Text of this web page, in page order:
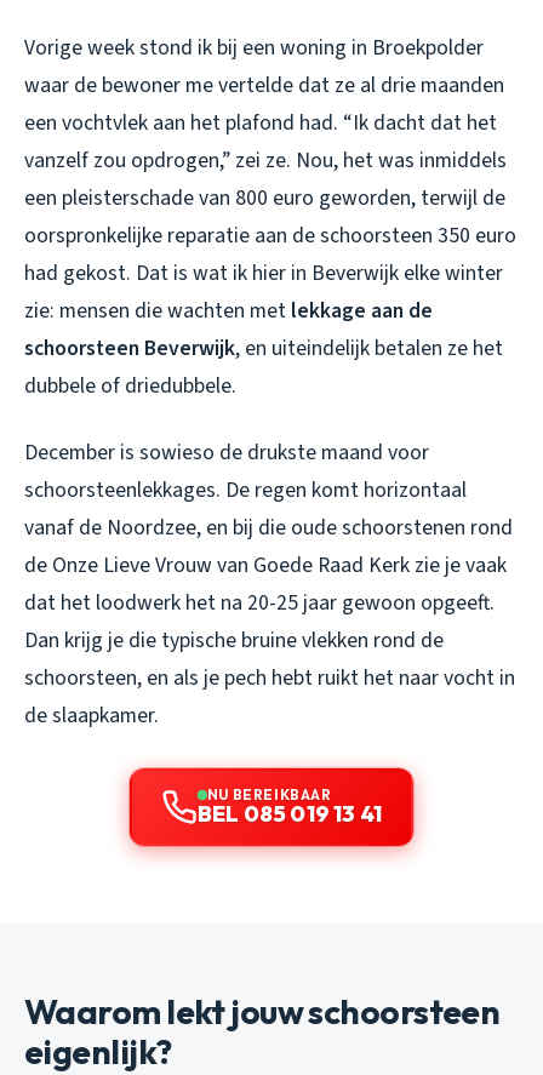
Vorige week stond ik bij een woning in Broekpolder
waar de bewoner me vertelde dat ze al drie maanden
een vochtvlek aan het plafond had. “Ik dacht dat het
vanzelf zou opdrogen,” zei ze. Nou, het was inmiddels
een pleisterschade van 800 euro geworden, terwijl de
oorspronkelijke reparatie aan de schoorsteen 350 euro
had gekost. Dat is wat ik hier in Beverwijk elke winter
zie: mensen die wachten met lekkage aan de
schoorsteen Beverwijk, en uiteindelijk betalen ze het
dubbele of driedubbele.
December is sowieso de drukste maand voor
schoorsteenlekkages. De regen komt horizontaal
vanaf de Noordzee, en bij die oude schoorstenen rond
de Onze Lieve Vrouw van Goede Raad Kerk zie je vaak
dat het loodwerk het na 20-25 jaar gewoon opgeeft.
Dan krijg je die typische bruine vlekken rond de
schoorsteen, en als je pech hebt ruikt het naar vocht in
de slaapkamer.
NU BEREIKBAAR
BEL 085 019 13 41
Waarom lekt jouw schoorsteen
eigenlijk?